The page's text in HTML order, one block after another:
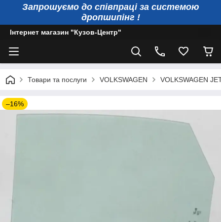
Запрошуємо до співпраці за системою
дропшипінг !
Інтернет магазин "Кузов-Центр"
Товари та послуги VOLKSWAGEN VOLKSWAGEN
–16%